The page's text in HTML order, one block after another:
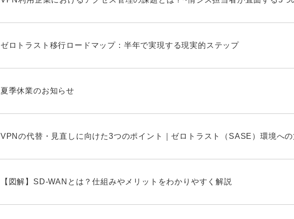
ゼロトラスト移行ロードマップ：半年で実現する現実的ステップ
夏季休業のお知らせ
VPNの代替・見直しに向けた3つのポイント｜ゼロトラスト（SASE）環境へ
【図解】SD-WANとは？仕組みやメリットをわかりやすく解説